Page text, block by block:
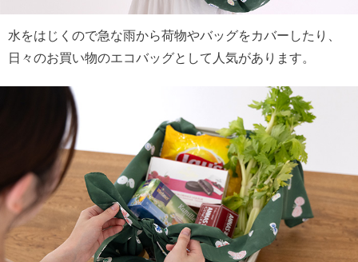
水をはじくので急な雨から荷物やバッグをカバーしたり、
日々のお買い物のエコバッグとして人気があります。